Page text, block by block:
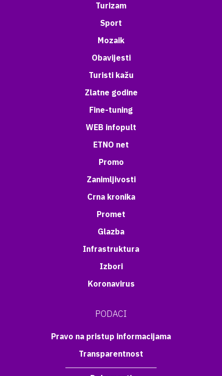
Turizam
Sport
Mozaik
Obavijesti
Turisti kažu
Zlatne godine
Fine-tuning
WEB infopult
ETNO net
Promo
Zanimljivosti
Crna kronika
Promet
Glazba
Infrastruktura
Izbori
Koronavirus
PODACI
Pravo na pristup informacijama
Transparentnost